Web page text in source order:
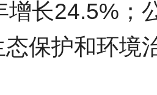
增长24.5%；
保护和环境